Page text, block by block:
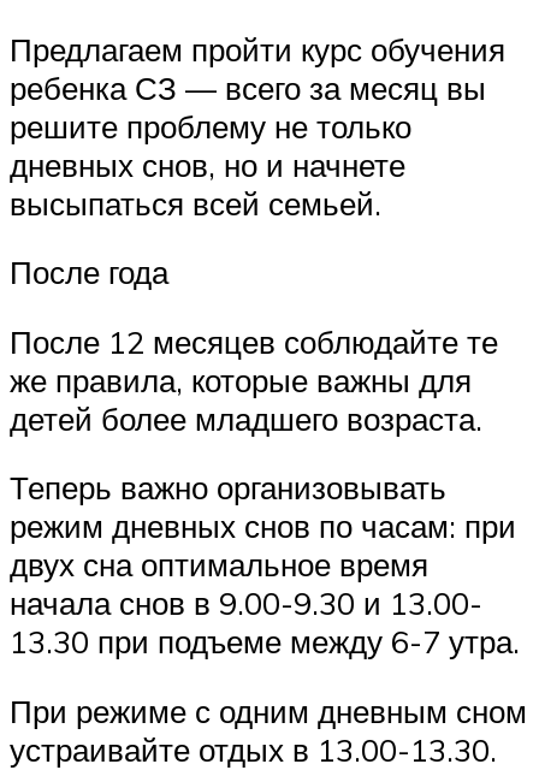
Предлагаем пройти курс обучения
ребенка СЗ — всего за месяц вы
решите проблему не только
дневных снов, но и начнете
высыпаться всей семьей.
После года
После 12 месяцев соблюдайте те
же правила, которые важны для
детей более младшего возраста.
Теперь важно организовывать
режим дневных снов по часам: при
двух сна оптимальное время
начала снов в 9.00-9.30 и 13.00-
13.30 при подъеме между 6-7 утра.
При режиме с одним дневным сном
устраивайте отдых в 13.00-13.30.